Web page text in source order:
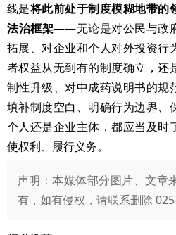
线是将此前处于制度模糊地带的
法治框架——无论是对公民与政
拓展、对企业和个人对外投资行
者权益从无到有的制度确立，还
制性升级、对中成药说明书的规
填补制度空白、明确行为边界、
个人还是企业主体，都应当及时
使权利、履行义务。
声明：本媒体部分图片、文章
有，如有侵权，请联系删除